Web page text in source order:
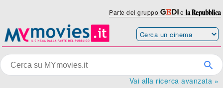
Parte del gruppo e
Vai alla ricerca avanzata »